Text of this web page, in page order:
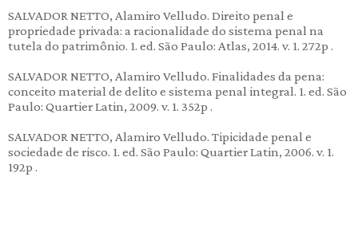
SALVADOR NETTO, Alamiro Velludo. Direito penal e
propriedade privada: a racionalidade do sistema penal na
tutela do patrimônio. 1. ed. São Paulo: Atlas, 2014. v. 1. 272p .
SALVADOR NETTO, Alamiro Velludo. Finalidades da pena:
conceito material de delito e sistema penal integral. 1. ed. São
Paulo: Quartier Latin, 2009. v. 1. 352p .
SALVADOR NETTO, Alamiro Velludo. Tipicidade penal e
sociedade de risco. 1. ed. São Paulo: Quartier Latin, 2006. v. 1.
192p .